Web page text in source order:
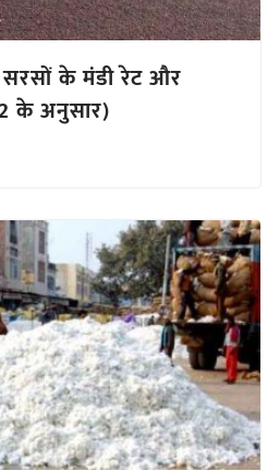
के मंडी रेट और
के अनुसार)